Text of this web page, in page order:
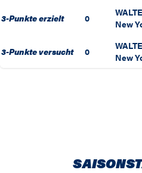
3-Punkte erzielt 0
New
3-Punkte versucht 0
New